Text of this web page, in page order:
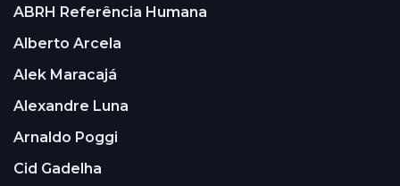
ABRH Referência Humana
Alberto Arcela
Alek Maracajá
Alexandre Luna
Arnaldo Poggi
Cid Gadelha